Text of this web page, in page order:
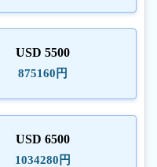
USD 5500
875160円
USD 6500
1034280円